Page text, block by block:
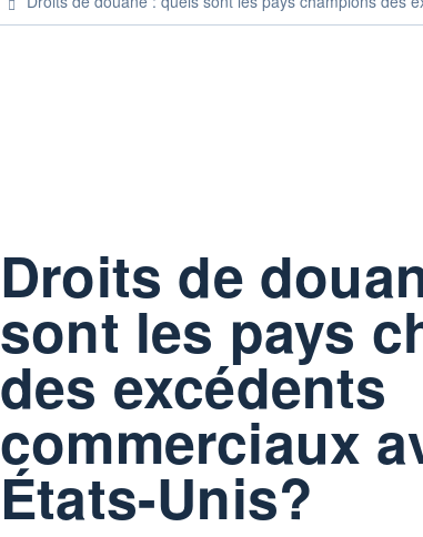
Droits de
sont les pays
des excédents
commerciaux
États-Unis?